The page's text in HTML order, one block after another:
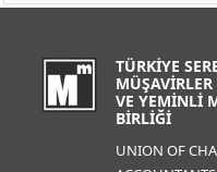
TÜRKİYE
MÜŞAVİRLER
VE YEMİNLİ
BİRLİĞİ
UNION OF